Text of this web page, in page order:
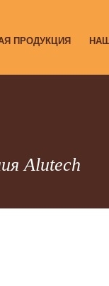
ПРОДУКЦИЯ
Alutech